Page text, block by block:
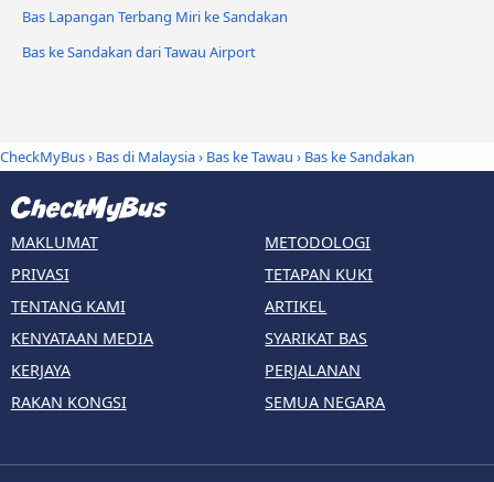
Bas Lapangan Terbang Miri ke Sandakan
Bas ke Sandakan dari Tawau Airport
CheckMyBus› Bas di Malaysia› Bas ke Tawau › Bas ke Sandakan
MAKLUMAT
PRIVASI
TENTANG KAMI
KENYATAAN MEDIA
KERJAYA
RAKAN KONGSI
METODOLOGI
TETAPAN KUKI
ARTIKEL
SYARIKAT BAS
PERJALANAN
SEMUA NEGARA